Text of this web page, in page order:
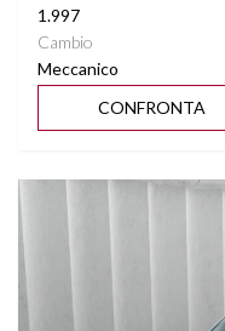
1.997
Cambio
Meccanico
CONFRONTA
Vedi dettagli